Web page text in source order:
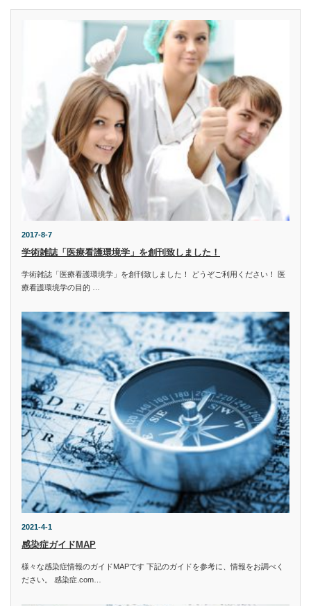
2017-8-7
学術雑誌「医療看護環境学」を創刊致しました！
学術雑誌「医療看護環境学」を創刊致しました！ どうぞご利用ください！ 医
療看護環境学の目的 …
2021-4-1
感染症ガイドMAP
様々な感染症情報のガイドMAPです 下記のガイドを参考に、情報をお調べく
ださい。 感染症.com…